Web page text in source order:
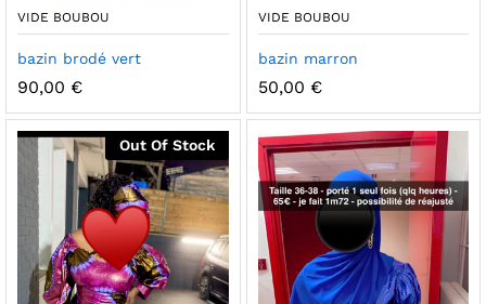
VIDE BOUBOU
bazin brodé vert
90,00 €
VIDE BOUBOU
bazin marron
50,00 €
Out Of Stock